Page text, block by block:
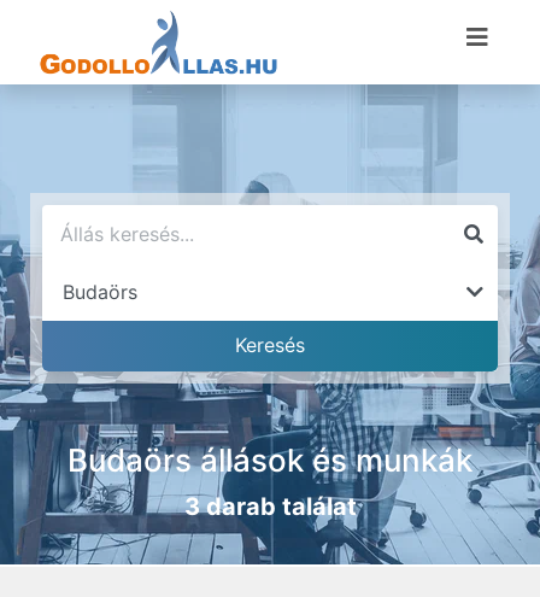
Budaörs állások és munkák
3 darab találat